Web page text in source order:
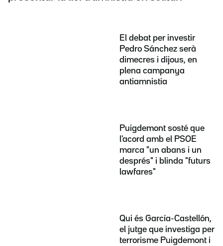
El debat per investir
Pedro Sánchez serà
dimecres i dijous, en
plena campanya
antiamnistia
Puigdemont sosté que
l'acord amb el PSOE
marca "un abans i un
després" i blinda "futurs
lawfares"
Qui és García-Castellón,
el jutge que investiga per
terrorisme Puigdemont i